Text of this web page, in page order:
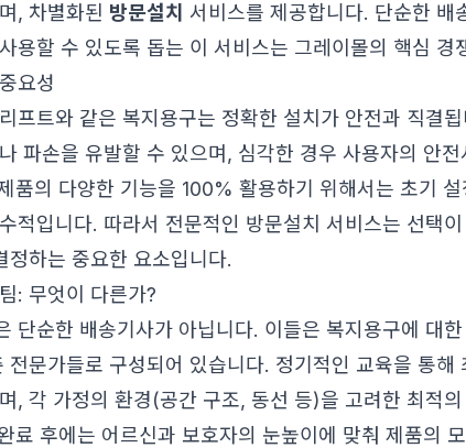
, 차별화된 방문설치 서비스를 제공합니다. 단순한 배
용할 수 있도록 돕는 이 서비스는 그레이몰의 핵심 경
요성
프트와 같은 복지용구는 정확한 설치가 안전과 직결됩
파손을 유발할 수 있으며, 심각한 경우 사용자의 안
품의 다양한 기능을 100% 활용하기 위해서는 초기
적입니다. 따라서 전문적인 방문설치 서비스는 선택이
정하는 중요한 요소입니다.
: 무엇이 다른가?
단순한 배송기사가 아닙니다. 이들은 복지용구에 대
전문가들로 구성되어 있습니다. 정기적인 교육을 통해
, 각 가정의 환경(공간 구조, 동선 등)을 고려한 최적
료 후에는 어르신과 보호자의 눈높이에 맞춰 제품의